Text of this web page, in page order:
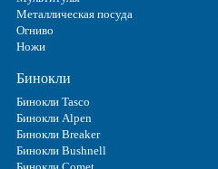
Металлическая посуда
Огниво
Ножи
Бинокли
Бинокли Tasco
Бинокли Alpen
Бинокли Breaker
Бинокли Bushnell